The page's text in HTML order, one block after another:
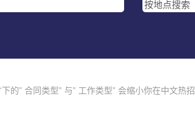
的” 合同类型” 与” 工作类型” 会缩小你在中文热